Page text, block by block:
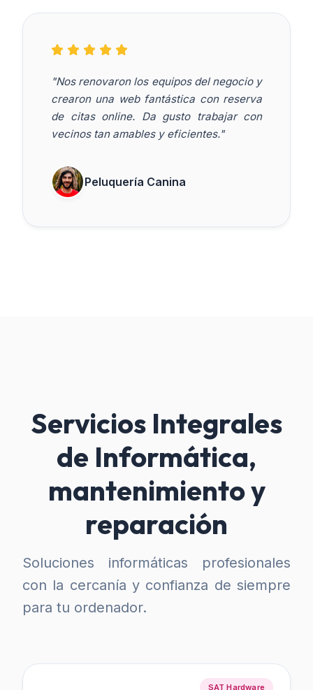
"Nos renovaron los equipos del negocio y
crearon una web fantástica con reserva
de citas online. Da gusto trabajar con
vecinos tan amables y eficientes."
Peluquería Canina
Servicios Integrales
de Informática,
mantenimiento y
reparación
Soluciones informáticas profesionales
con la cercanía y confianza de siempre
para tu ordenador.
SAT Hardware